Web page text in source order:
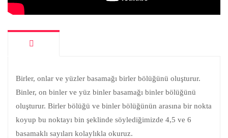
Birler, onlar ve yüzler basamağı birler bölüğünü oluşturur.
Binler, on binler ve yüz binler basamağı binler bölüğünü
oluşturur. Birler bölüğü ve binler bölüğünün arasına bir nokta
koyup bu noktayı bin şeklinde söylediğimizde 4,5 ve 6
basamaklı sayıları kolaylıkla okuruz.